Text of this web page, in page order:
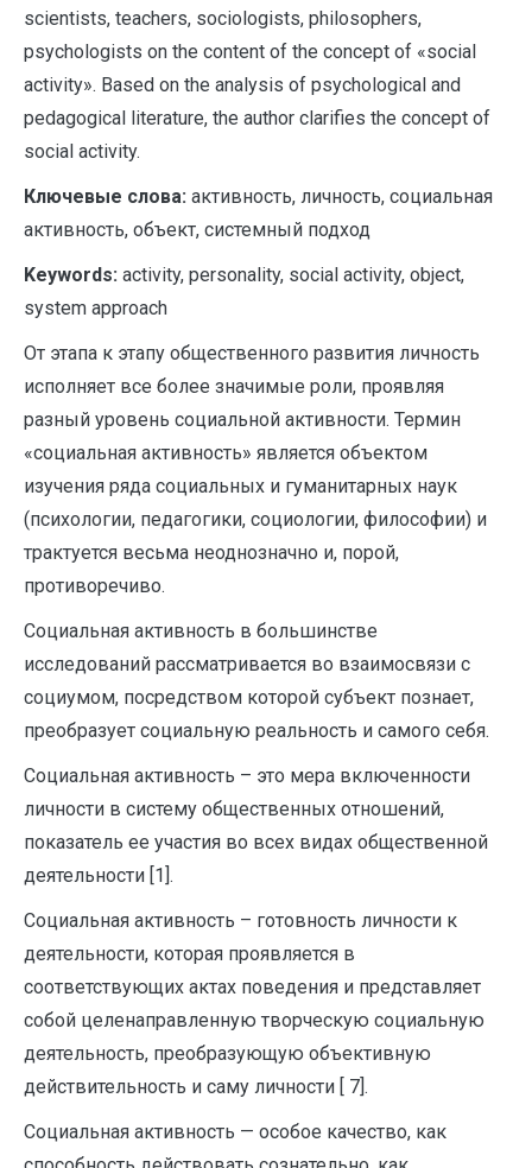
scientists, teachers, sociologists, philosophers,
psychologists on the content of the concept of «social
activity». Based on the analysis of psychological and
pedagogical literature, the author clarifies the concept of
social activity.
Ключевые слова: активность, личность, социальная
активность, объект, системный подход
Keywords: activity, personality, social activity, object,
system approach
От этапа к этапу общественного развития личность
исполняет все более значимые роли, проявляя
разный уровень социальной активности. Термин
«социальная активность» является объектом
изучения ряда социальных и гуманитарных наук
(психологии, педагогики, социологии, философии) и
трактуется весьма неоднозначно и, порой,
противоречиво.
Социальная активность в большинстве
исследований рассматривается во взаимосвязи с
социумом, посредством которой субъект познает,
преобразует социальную реальность и самого себя.
Социальная активность – это мера включенности
личности в систему общественных отношений,
показатель ее участия во всех видах общественной
деятельности [1].
Социальная активность – готовность личности к
деятельности, которая проявляется в
соответствующих актах поведения и представляет
собой целенаправленную творческую социальную
деятельность, преобразующую объективную
действительность и саму личности [ 7].
Социальная активность — особое качество, как